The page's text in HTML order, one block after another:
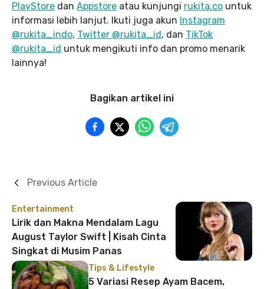
PlayStore dan Appstore atau kunjungi rukita.co untuk
informasi lebih lanjut. Ikuti juga akun Instagram
@rukita_indo, Twitter @rukita_id, dan TikTok
@rukita_id untuk mengikuti info dan promo menarik
lainnya!
Bagikan artikel ini
Entertainment
Lirik dan Makna Mendalam Lagu
August Taylor Swift | Kisah Cinta
Singkat di Musim Panas
Previous Article
Tips & Lifestyle
5 Variasi Resep Ayam Bacem,